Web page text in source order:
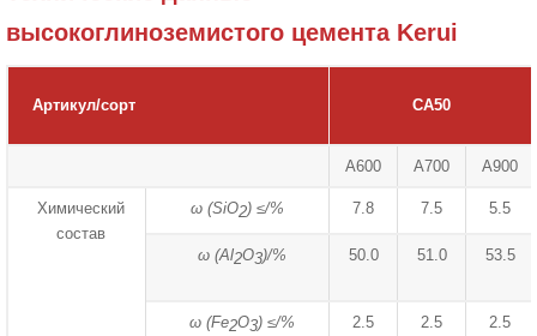
высокоглиноземистого цемента Kerui
Артикул/сорт CA50
A600 A700 A900
Химический
состав
ω (SiO2) ≤/% 7.8 7.5 5.5
ω (Al2O3)/% 50.0 51.0 53.5
ω (Fe2O3) ≤/% 2.5 2.5 2.5